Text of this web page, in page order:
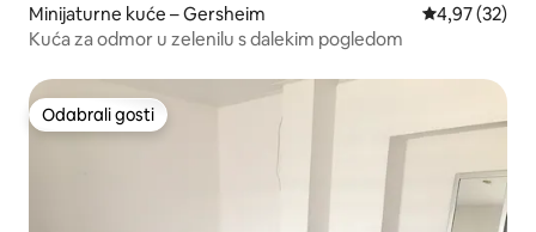
Minijaturne kuće – Gersheim Prosječna
4,97 (32)
Kuća za odmor u zelenilu s dalekim pogledom
Odabrali gosti
Odabrali gosti